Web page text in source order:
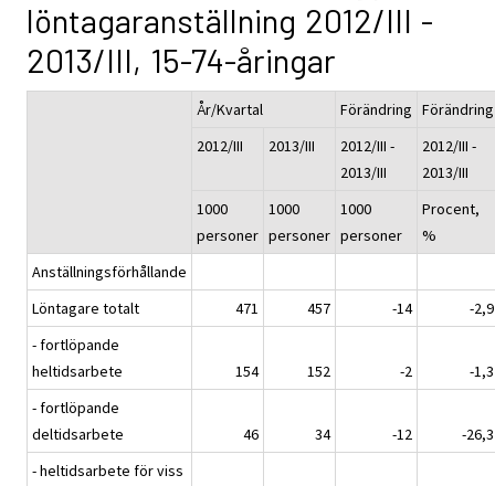
löntagaranställning 2012/III -
2013/III, 15-74-åringar
År/Kvartal Förändring Förändring
2012/III
2013/III
2012/III -
2013/III
2012/III -
2013/III
1000
personer
1000
personer
1000
personer
Procent,
%
Anställningsförhållande
Löntagare totalt
471 457 -14
-2,9
- fortlöpande
heltidsarbete
154 152 -2
-1,3
- fortlöpande
deltidsarbete
46 34 -12
-26,3
- heltidsarbete för viss